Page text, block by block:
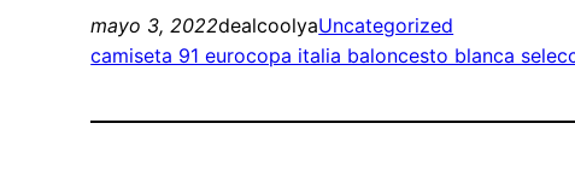
mayo 3, 2022dealcoolyaUncategorized
camiseta 91 eurocopa italia baloncesto blanca